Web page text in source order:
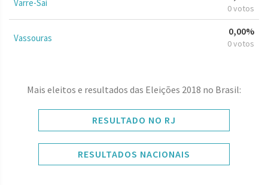
Varre-Sai 0 votos
Vassouras
0,00%
0 votos
Mais eleitos e resultados das Eleições 2018 no Brasil:
RESULTADO NO RJ
RESULTADOS NACIONAIS